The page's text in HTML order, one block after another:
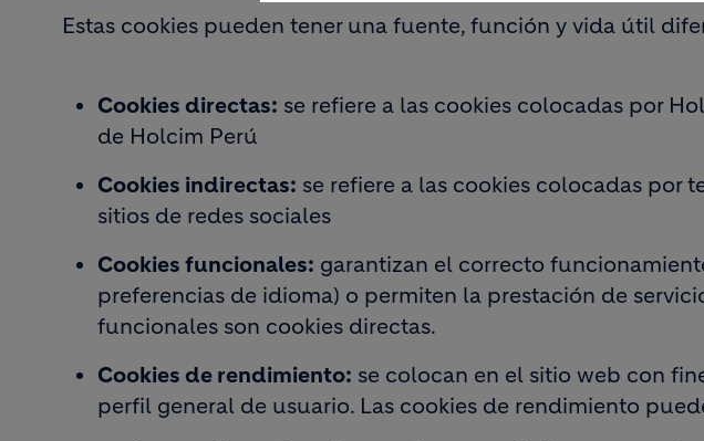
Estas cookies pueden tener una fuente, función y vida útil
Cookies directas: se refiere a las cookies colocadas por
de Holcim Perú
Cookies indirectas: se refiere a las cookies colocadas por
sitios de redes sociales
Cookies funcionales: garantizan el correcto
preferencias de idioma) o permiten la prestación de
funcionales son cookies directas.
Cookies de rendimiento: se colocan en el sitio web con
perfil general de usuario. Las cookies de rendimiento